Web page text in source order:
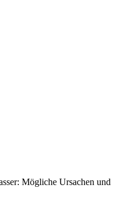
Mögliche Ursachen und